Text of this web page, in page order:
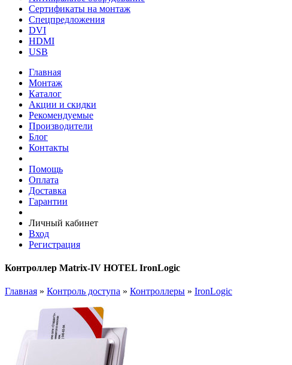
Сертификаты на монтаж
Спецпредложения
DVI
HDMI
USB
Главная
Монтаж
Каталог
Акции и скидки
Рекомендуемые
Производители
Блог
Контакты
Помощь
Оплата
Доставка
Гарантии
Личный кабинет
Вход
Регистрация
Контроллер Matrix-IV HOTEL IronLogic
Главная » Контроль доступа » Контроллеры » IronLogic